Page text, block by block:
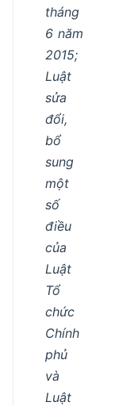
tháng
6 năm
2015;
Luật
sửa
đổi,
bổ
sung
một
số
điều
của
Luật
Tổ
chức
Chính
phủ
và
Luật